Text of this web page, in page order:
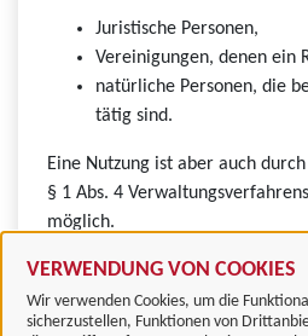
VERWENDUNG VON COOKIES
Wir verwenden Cookies, um die
sicherzustellen, Funktionen von
Juristische Personen,
Vereinigungen, denen ein
natürliche Personen, die
tätig sind.
Eine Nutzung ist aber auch
§ 1 Abs. 4
möglich.